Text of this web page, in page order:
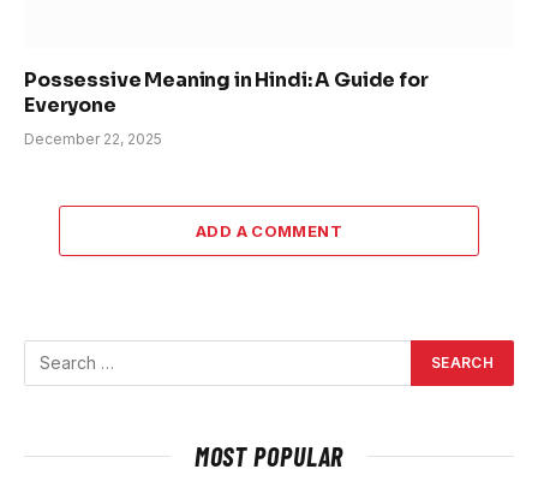
Possessive Meaning in Hindi: A Guide for
Everyone
December 22, 2025
ADD A COMMENT
MOST POPULAR